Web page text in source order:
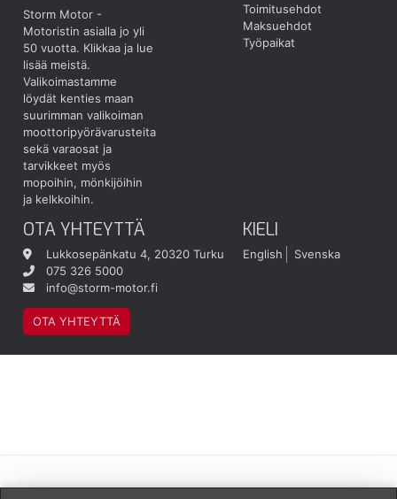
Storm Motor -
Motoristin asialla jo yli
50 vuotta. Klikkaa ja lue
lisää meistä.
Valikoimastamme
löydät kenties maan
suurimman valikoiman
moottoripyörävarusteita
sekä varaosat ja
tarvikkeet myös
mopoihin, mönkijöihin
ja kelkkoihin.
Toimitusehdot
Maksuehdot
Työpaikat
OTA YHTEYTTÄ
Lukkosepänkatu 4, 20320 Turku
075 326 5000
info@storm-motor.fi
OTA YHTEYTTÄ
KIELI
English Svenska